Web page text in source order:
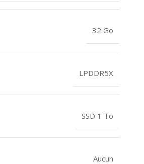
32 Go
LPDDR5X
SSD 1 To
Aucun